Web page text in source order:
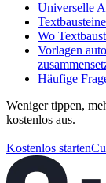
Universelle
Wo
Vorlagen
Häufige
Weniger tippen,
kostenlos aus.
Kostenlos starten